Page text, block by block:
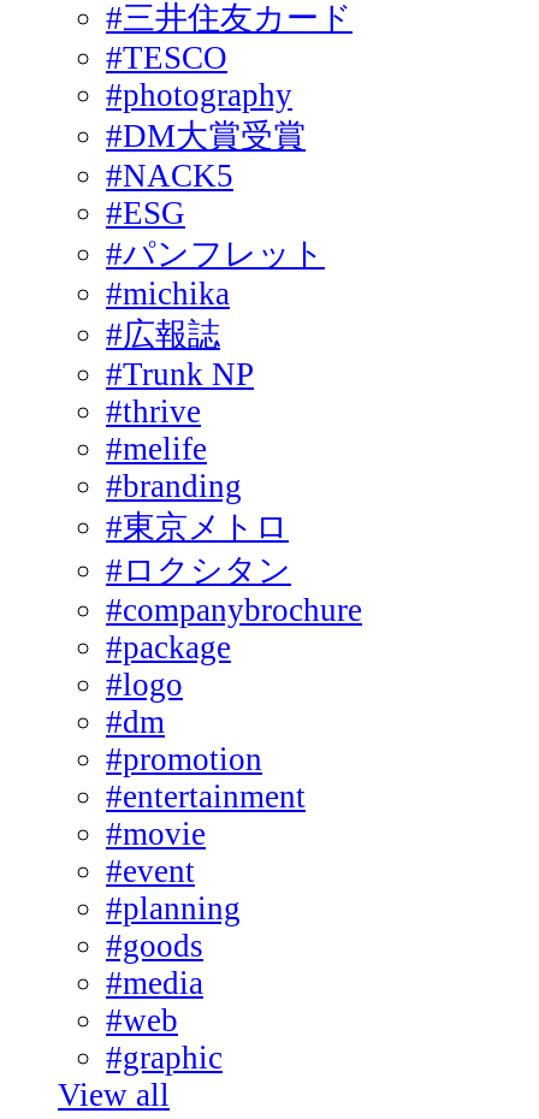
#三井住友カード
#TESCO
#photography
#DM大賞受賞
#NACK5
#ESG
#パンフレット
#michika
#広報誌
#Trunk NP
#thrive
#melife
#branding
#東京メトロ
#ロクシタン
#companybrochure
#package
#logo
#dm
#promotion
#entertainment
#movie
#event
#planning
#goods
#media
#web
#graphic
View all